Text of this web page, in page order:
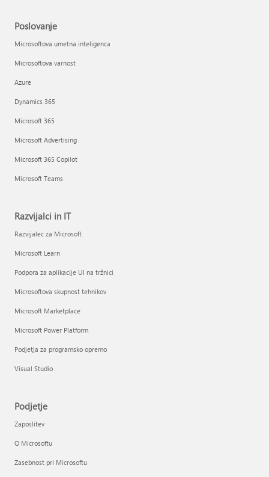
Poslovanje
Microsoftova umetna inteligenca
Microsoftova varnost
Azure
Dynamics 365
Microsoft 365
Microsoft Advertising
Microsoft 365 Copilot
Microsoft Teams
Razvijalci in IT
Razvijalec za Microsoft
Microsoft Learn
Podpora za aplikacije UI na tržnici
Microsoftova skupnost tehnikov
Microsoft Marketplace
Microsoft Power Platform
Podjetja za programsko opremo
Visual Studio
Podjetje
Zaposlitev
O Microsoftu
Zasebnost pri Microsoftu